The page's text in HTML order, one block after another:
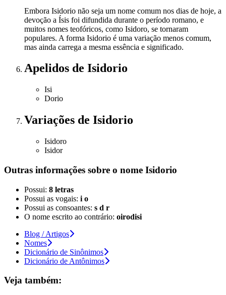
Embora Isidorio não seja um nome comum nos dias de hoje, a
devoção a Ísis foi difundida durante o período romano, e
muitos nomes teofóricos, como Isidoro, se tornaram
populares. A forma Isidorio é uma variação menos comum,
mas ainda carrega a mesma essência e significado.
Apelidos de Isidorio
Isi
Dorio
Variações de Isidorio
Isidoro
Isidor
Outras informações sobre o nome Isidorio
Possui: 8 letras
Possui as vogais: i o
Possui as consoantes: s d r
O nome escrito ao contrário: oirodisi
Blog / Artigos
Nomes
Dicionário de Sinônimos
Dicionário de Antônimos
Veja também: